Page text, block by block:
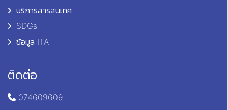
บริการสารสนเทศ
SDGs
ข้อมูล ITA
ติดต่อ
074609609